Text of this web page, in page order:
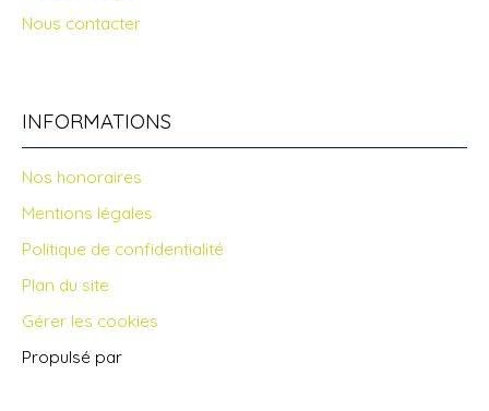
Nous contacter
INFORMATIONS
Nos honoraires
Mentions légales
Politique de confidentialité
Plan du site
Gérer les cookies
Propulsé par